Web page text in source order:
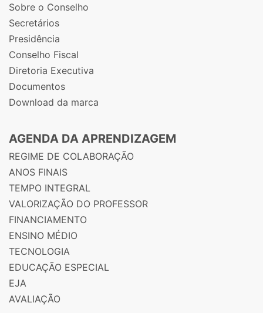
Sobre o Conselho
Secretários
Presidência
Conselho Fiscal
Diretoria Executiva
Documentos
Download da marca
AGENDA DA APRENDIZAGEM
REGIME DE COLABORAÇÃO
ANOS FINAIS
TEMPO INTEGRAL
VALORIZAÇÃO DO PROFESSOR
FINANCIAMENTO
ENSINO MÉDIO
TECNOLOGIA
EDUCAÇÃO ESPECIAL
EJA
AVALIAÇÃO